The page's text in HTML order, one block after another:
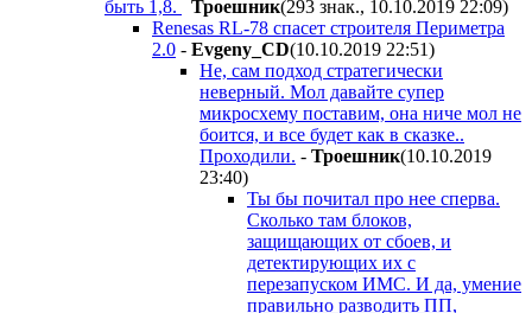
быть 1,8.
Троешник(293 знак., 10.10.2019 22:09)
Renesas RL-78 спасет строителя Периметра
2.0 - Evgeny_CD(10.10.2019 22:51)
Не, сам подход стратегически
неверный. Мол давайте супер
микросхему поставим, она ниче мол не
боится, и все будет как в сказке..
Проходили. - Троешник(10.10.2019
23:40)
Ты бы почитал про нее сперва.
Сколько там блоков,
защищающих от сбоев, и
детектирующих их с
перезапуском ИМС. И да, умение
правильно разводить ПП,